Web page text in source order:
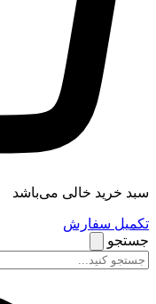
سبد خرید خالی می‌باشد
تکمیل سفارش
جستجو